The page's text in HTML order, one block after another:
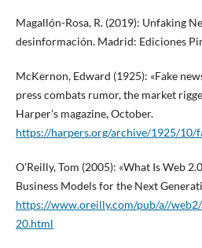
Magallón-Rosa, R. (2019): Unfaking
desinformación. Madrid: Ediciones
McKernon, Edward (1925): «Fake
press combats rumor, the market
Harper’s magazine, October.
https://harpers.org/archive/1925/10/
O’Reilly, Tom (2005): «What Is Web
Business Models for the Next
https://www.oreilly.com/pub/a//
20.html